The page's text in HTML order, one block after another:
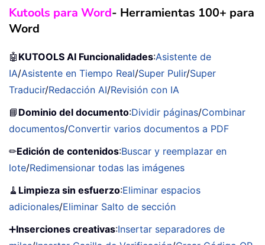
Kutools para Word- Herramientas 100+ para
Word
🤖 KUTOOLS AI Funcionalidades:Asistente de
IA/Asistente en Tiempo Real/Super Pulir/Super
Traducir/Redacción AI/Revisión con IA
📘 Dominio del documento:Dividir páginas/Combinar
documentos/Convertir varios documentos a PDF
✏Edición de contenidos:Buscar y reemplazar en
lote/Redimensionar todas las imágenes
🧹 Limpieza sin esfuerzo:Eliminar espacios
adicionales/Eliminar Salto de sección
➕Inserciones creativas:Insertar separadores de